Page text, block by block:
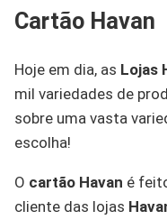
Cartão Havan
Hoje em dia, as Lojas
mil variedades de
sobre uma vasta
escolha!
O cartão Havan é
cliente das lojas